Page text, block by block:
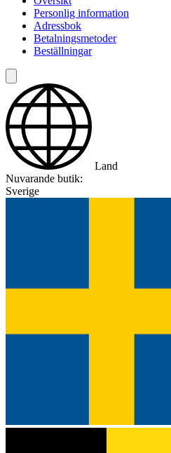
Personlig information
Adressbok
Betalningsmetoder
Beställningar
Land
Nuvarande butik:
Sverige